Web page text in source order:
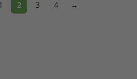
1 2 3 4 →